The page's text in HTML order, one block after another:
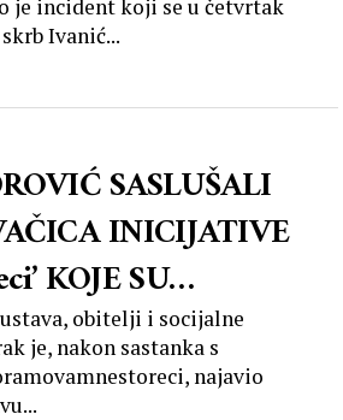
je incident koji se u četvrtak
Ivanić...
SASLUŠALI
INICIJATIVE
KOJE SU
POSVAJANJA I
obitelji i socijalne
je, nakon sastanka s
najavio